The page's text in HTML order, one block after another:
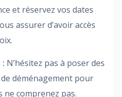
et réservez vos dates
assurer d’avoir accès
N’hésitez pas à poser des
déménagement pour
comprenez pas.